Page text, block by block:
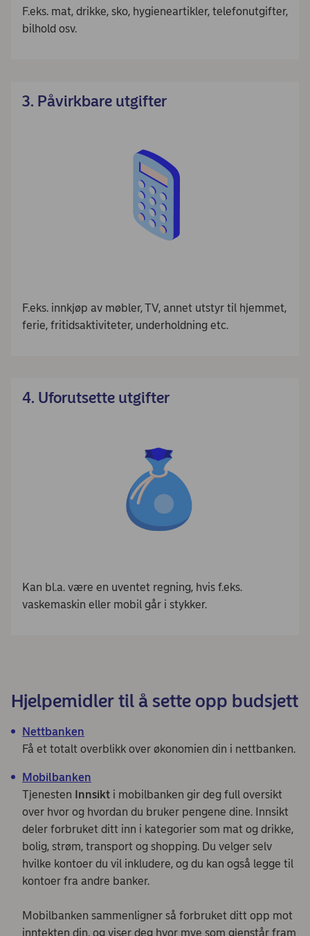
F.eks. mat, drikke, sko, hygieneartikler, telefonutgifter,
bilhold osv.
3. Påvirkbare utgifter
F.eks. innkjøp av møbler, TV, annet utstyr til hjemmet,
ferie, fritidsaktiviteter, underholdning etc.
4. Uforutsette utgifter
Kan bl.a. være en uventet regning, hvis f.eks.
vaskemaskin eller mobil går i stykker.
Hjelpemidler til å sette opp budsjett
Nettbanken
Få et totalt overblikk over økonomien din i nettbanken.
Mobilbanken
Tjenesten Innsikt i mobilbanken gir deg full oversikt
over hvor og hvordan du bruker pengene dine. Innsikt
deler forbruket ditt inn i kategorier som mat og drikke,
bolig, strøm, transport og shopping. Du velger selv
hvilke kontoer du vil inkludere, og du kan også legge til
kontoer fra andre banker.
Mobilbanken sammenligner så forbruket ditt opp mot
inntekten din, og viser deg hvor mye som gjenstår fram